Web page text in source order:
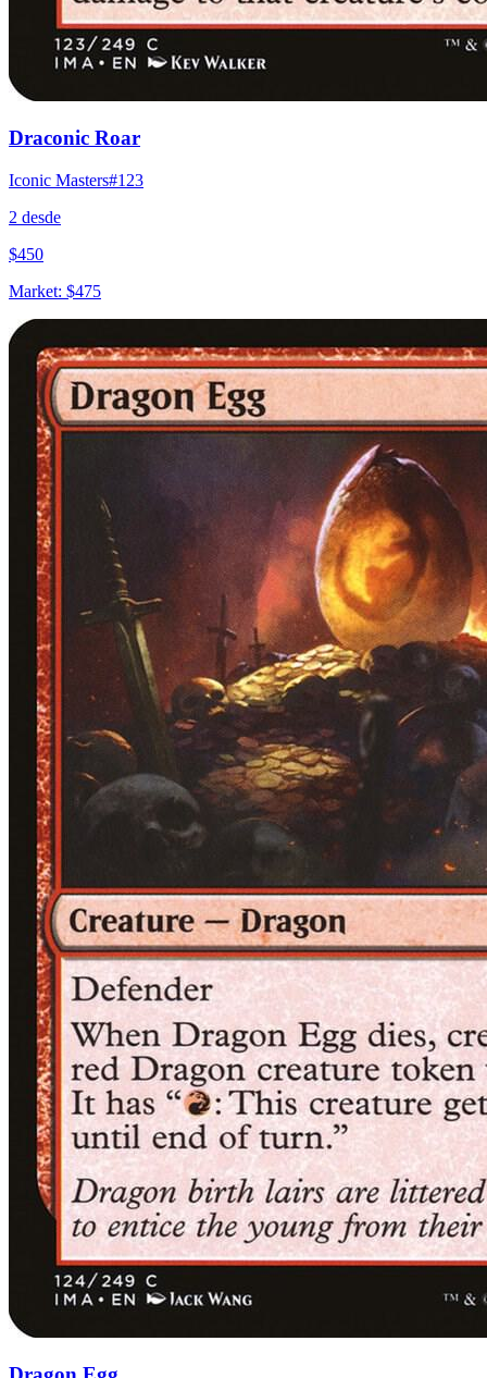
Draconic Roar
Iconic Masters#123
2 desde
$450
Market: $475